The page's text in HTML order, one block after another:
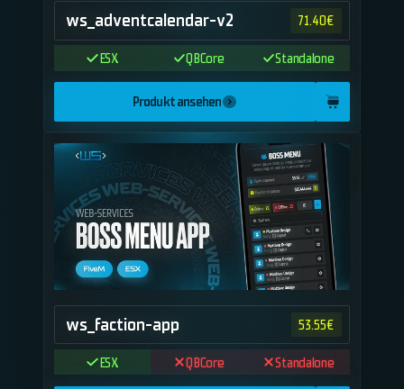
ws_adventcalendar-v2 71.40€
ESX QBCore Standalone
Produkt ansehen
ws_faction-app 53.55€
ESX QBCore Standalone